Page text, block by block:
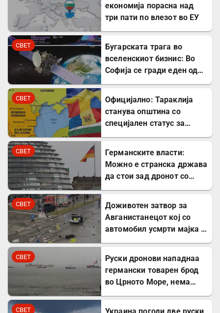
економија порасна над
три пати по влезот во ЕУ
СВЕТ
Бугарската трага во
вселенскиот бизнис: Во
Софија се гради еден од
СВЕТ
Официјално: Тараклија
станува општина со
специјален статус за
СВЕТ
Германските власти:
Можно е странска држава
да стои зад дронот со
СВЕТ
Доживотен затвор за
Авганистанецот кој со
автомобил усмрти мајка и
СВЕТ
Руски дронови нападнаа
германски товарен брод
во Црното Море, нема
СВЕТ Украина погоди две руски